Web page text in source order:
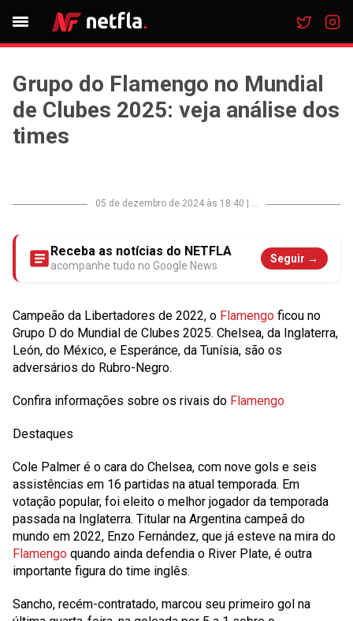
Grupo do Flamengo no Mundial
de Clubes 2025: veja análise dos
times
05 de dezembro de 2024 às 18:40 ...
Receba as notícias do NETFLA
acompanhe tudo no Google News
Seguir →
Campeão da Libertadores de 2022, o Flamengo ficou no
Grupo D do Mundial de Clubes 2025. Chelsea, da Inglaterra,
León, do México, e Esperánce, da Tunísia, são os
adversários do Rubro-Negro.
Confira informações sobre os rivais do Flamengo
Destaques
Cole Palmer é o cara do Chelsea, com nove gols e seis
assistências em 16 partidas na atual temporada. Em
votação popular, foi eleito o melhor jogador da temporada
passada na Inglaterra. Titular na Argentina campeã do
mundo em 2022, Enzo Fernández, que já esteve na mira do
Flamengo quando ainda defendia o River Plate, é outra
importante figura do time inglês.
Sancho, recém-contratado, marcou seu primeiro gol na